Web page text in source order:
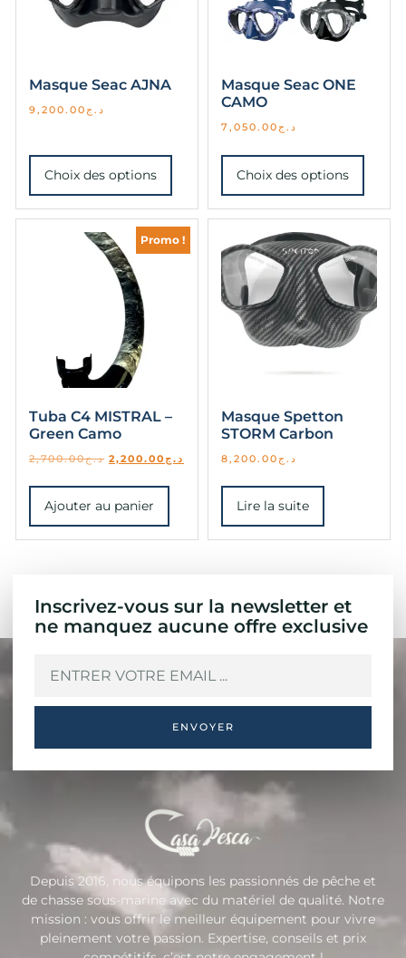
Masque Seac AJNA
د.ج 9,200.00
Choix des options
Masque Seac ONE
CAMO
د.ج 7,050.00
Choix des options
Promo !
Tuba C4 MISTRAL –
Green Camo
د.ج2,700.00 د.ج2,200.00
Ajouter au panier
Masque Spetton
STORM Carbon
د.ج 8,200.00
Lire la suite
Inscrivez-vous sur la newsletter et
ne manquez aucune offre exclusive
ENVOYER
Depuis 2016, nous équipons les passionnés de pêche et
de chasse sous-marine avec du matériel de qualité. Notre
mission : vous offrir le meilleur équipement pour vivre
pleinement votre passion. Expertise, conseils et prix